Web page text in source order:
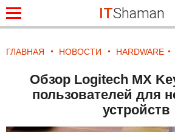
ITShaman
ГЛАВНАЯ НОВОСТИ HARDWARE
Обзор Logitech MX
пользователей для
устройств